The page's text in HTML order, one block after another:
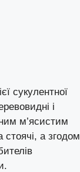
сукулентної
і
м’ясистим
а згодом